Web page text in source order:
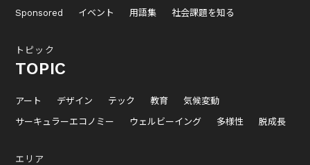
Sponsored
イベント 用語集 社会課題を知る
トピック
TOPIC
アート デザイン テック 教育
気候変動
サーキュラーエコノミー
ウェルビーイング 多様性 脱成長
エリア